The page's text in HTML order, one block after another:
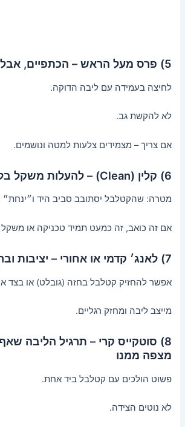
5) פרס מעל הראש – הכתפיים, אבל חכם
לחיצה בעמידה עם ליבה הדוקה.
לא להקשת גב.
אם צריך – מצמידים צלעות למטה ונושמים.
6) קלין (Clean) – להעלות משקל בלי לקבל סטירה
מטרה: שהקטלבל יסתובב סביב היד
אם זה כואב, זה כמעט תמיד טכניקה או
7) לאנג׳ קדמי או אחורי – יציבות וברך שמחה
אפשר להחזיק קטלבל בחזה (גובלט) או בצד
מייצב ליבה ומחזק רגליים.
8) סוטקייס קרי – תרגיל הליבה
מצפה ממנו
פשוט הולכים עם קטלבל ביד אחת.
לא נוטים הצידה.